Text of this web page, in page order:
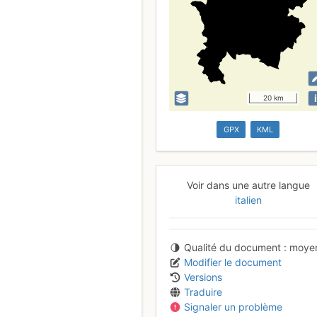
20 km i
GPX KML
Voir dans une autre langue
italien
Qualité du document
Modifier le document
Versions
Traduire
Signaler un problème